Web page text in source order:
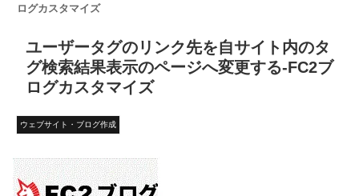
ログカスタマイズ
ユーザータグのリンク先を自サイト内のタ
グ検索結果表示のページへ変更する-FC2ブ
ログカスタマイズ
ウェブサイト・ブログ作成